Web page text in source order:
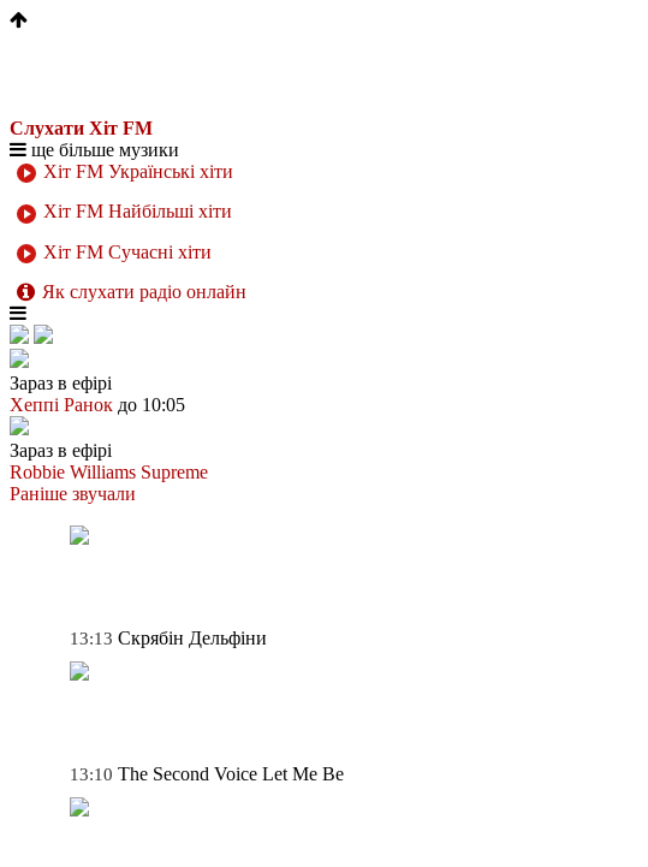
Слухати Хіт FM
ще більше музики
Хіт FM Українські хіти
Хіт FM Найбільші хіти
Хіт FM Сучасні хіти
Як слухати радіо онлайн
Зараз в ефірі
Хеппі Ранок до 10:05
Зараз в ефірі
Robbie Williams Supreme
Раніше звучали
13:13 Скрябін Дельфіни
13:10 The Second Voice Let Me Be